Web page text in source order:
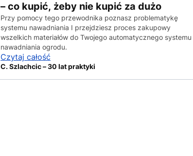
– co kupić, żeby nie kupić za dużo
Przy pomocy tego przewodnika poznasz problematykę
systemu nawadniania I przejdziesz proces zakupowy
wszelkich materiałów do Twojego automatycznego systemu
nawadniania ogrodu.
Czytaj całość
C. Szlachcic – 30 lat praktyki